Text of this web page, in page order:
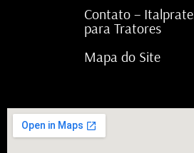
Contato –
para Tratores
Mapa do Site